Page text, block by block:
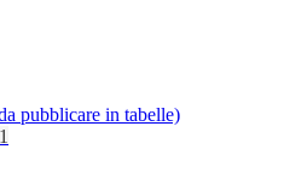
pubblicare in tabelle)
1